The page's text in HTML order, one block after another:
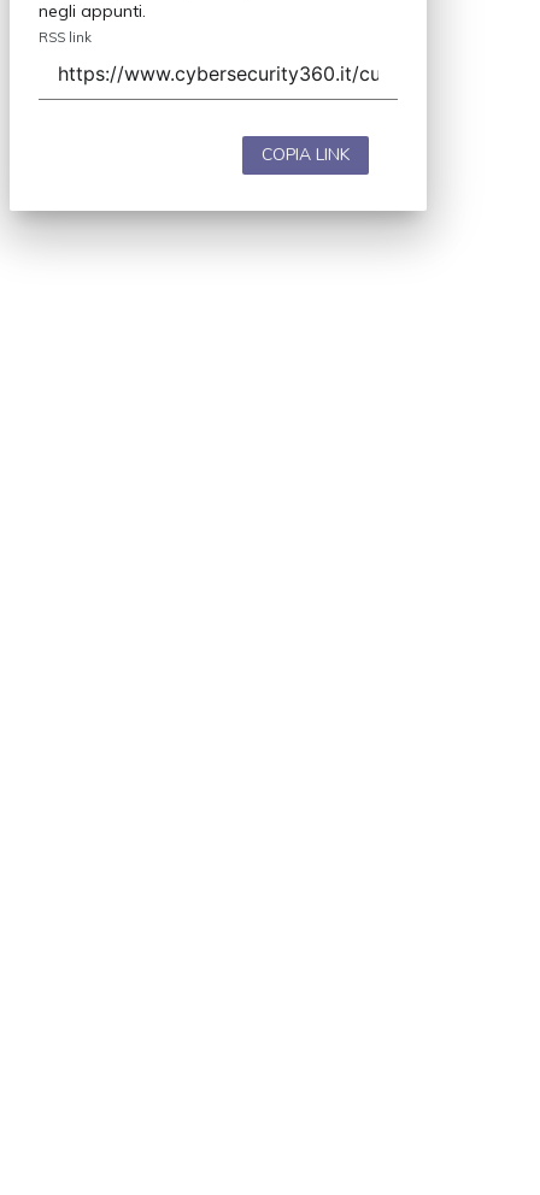
negli appunti.
RSS link
COPIA LINK